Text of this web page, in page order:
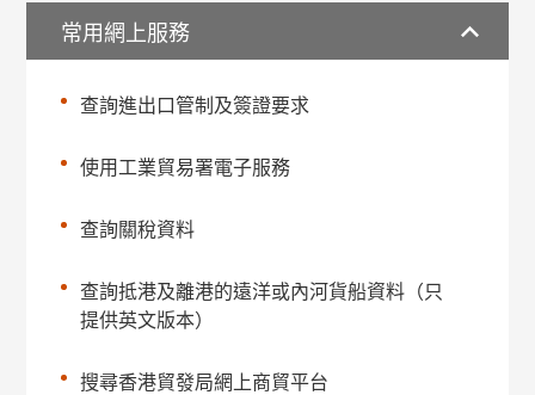
常用網上服務
查詢進出口管制及簽證要求
使用工業貿易署電子服務
查詢關稅資料
查詢抵港及離港的遠洋或內河貨船資料（只
提供英文版本）
搜尋香港貿發局網上商貿平台